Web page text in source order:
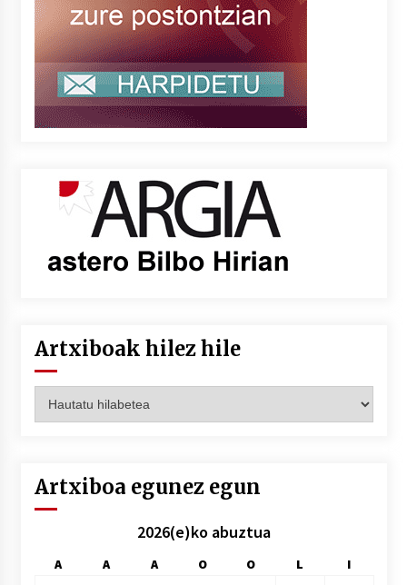
Artxiboak hilez hile
hilez
Artxiboa egunez egun
2026(e)ko abuztua
A A A O O L
I